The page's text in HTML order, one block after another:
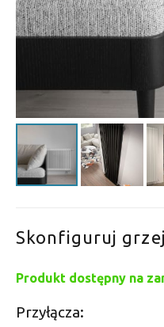
Skonfiguruj
Produkt dostępny na
Przyłącza: